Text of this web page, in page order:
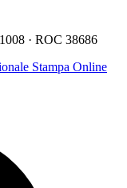
· ROC 38686
Stampa Online